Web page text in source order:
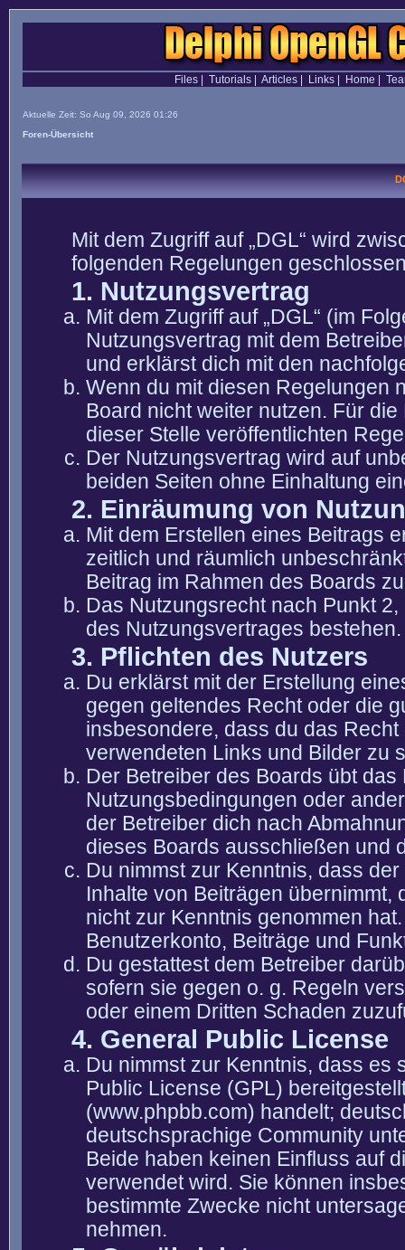
Files| Tutorials| Articles| Links| Home
Aktuelle Zeit: So Aug 09, 2026 01:26
Foren-Übersicht
Mit dem Zugriff auf „DGL“ wird
folgenden Regelungen
1. Nutzungsvertrag
Mit dem Zugriff auf „DGL“ (im
Nutzungsvertrag mit dem
und erklärst dich mit den
Wenn du mit diesen Regelungen
Board nicht weiter nutzen. Für
dieser Stelle veröffentlichten
Der Nutzungsvertrag wird auf
beiden Seiten ohne Einhaltung
2. Einräumung von
Mit dem Erstellen eines Beitrags
zeitlich und räumlich
Beitrag im Rahmen des Boards
Das Nutzungsrecht nach Punkt
des Nutzungsvertrages bestehen.
3. Pflichten des Nutzers
Du erklärst mit der Erstellung
gegen geltendes Recht oder die
insbesondere, dass du das
verwendeten Links und Bilder zu
Der Betreiber des Boards übt
Nutzungsbedingungen oder
der Betreiber dich nach
dieses Boards ausschließen und
Du nimmst zur Kenntnis, dass
Inhalte von Beiträgen übernimmt,
nicht zur Kenntnis genommen
Benutzerkonto, Beiträge und
Du gestattest dem Betreiber
sofern sie gegen o. g. Regeln
oder einem Dritten Schaden
4. General Public License
Du nimmst zur Kenntnis, dass es
Public License (GPL)
(www.phpbb.com) handelt;
deutschsprachige Community
Beide haben keinen Einfluss auf
verwendet wird. Sie können
bestimmte Zwecke nicht
nehmen.